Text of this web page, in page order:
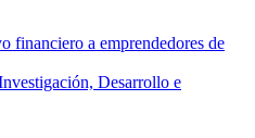
financiero a emprendedores de
Desarrollo e